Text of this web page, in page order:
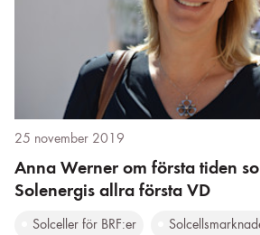
25 november 2019
Anna Werner om första tiden
Solenergis allra första VD
Solceller för BRF:er